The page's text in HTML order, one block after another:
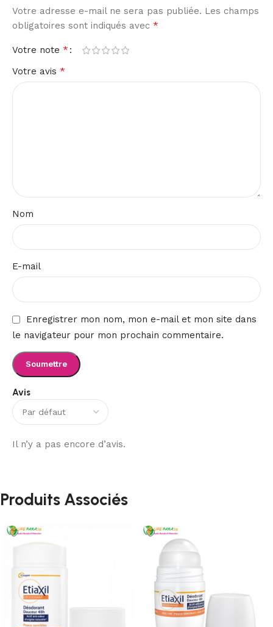
Avis
Il n’y a pas encore d’avis.
Votre adresse e-mail ne sera pas publiée. Les champs
obligatoires sont indiqués avec *
Votre note *
Votre avis *
Nom
E-mail
Enregistrer mon nom, mon e-mail et mon site dans
le navigateur pour mon prochain commentaire.
Produits Associés